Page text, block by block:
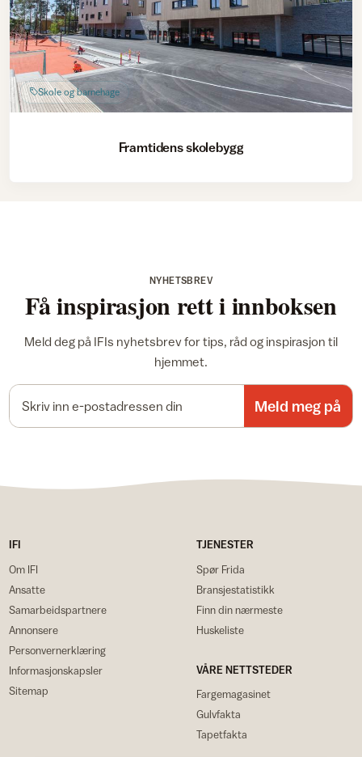
Skole og barnehage
Framtidens skolebygg
NYHETSBREV
Få inspirasjon rett i innboksen
Meld deg på IFIs nyhetsbrev for tips, råd og inspirasjon til
hjemmet.
Meld meg på
IFI
Om IFI
Ansatte
Samarbeidspartnere
Annonsere
Personvernerklæring
Informasjonskapsler
Sitemap
TJENESTER
Spør Frida
Bransjestatistikk
Finn din nærmeste
Huskeliste
VÅRE NETTSTEDER
Fargemagasinet
Gulvfakta
Tapetfakta